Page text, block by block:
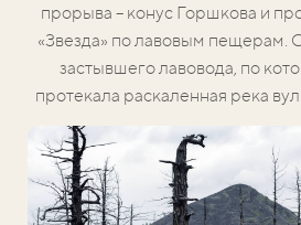
прорыва – конус Горшкова и
«Звезда» по лавовым пещерам.
застывшего лавовода, по
протекала раскаленная река